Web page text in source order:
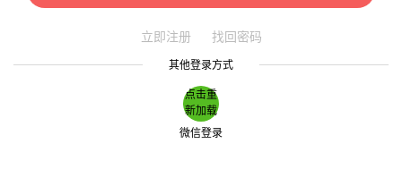
立即注册 找回密码
其他登录方式
点击重
新加载
微信登录